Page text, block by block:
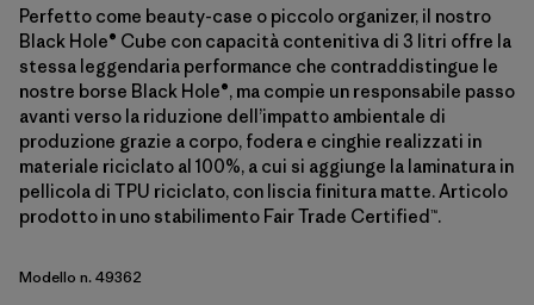
Perfetto come beauty-case o piccolo organizer, il nostro
Black Hole® Cube con capacità contenitiva di 3 litri offre la
stessa leggendaria performance che contraddistingue le
nostre borse Black Hole®, ma compie un responsabile passo
avanti verso la riduzione dell’impatto ambientale di
produzione grazie a corpo, fodera e cinghie realizzati in
materiale riciclato al 100%, a cui si aggiunge la laminatura in
pellicola di TPU riciclato, con liscia finitura matte. Articolo
prodotto in uno stabilimento Fair Trade Certified™.
Modello n. 49362